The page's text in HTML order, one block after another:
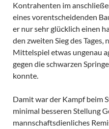
Kontrahenten im
eines vorentscheidenden
er nur sehr glücklich einen
den zweiten Sieg des
Mittelspiel etwas ungenau
gegen die schwarzen
konnte.
Damit war der Kampf beim
minimal besseren Stellung
mannschaftsdienliches